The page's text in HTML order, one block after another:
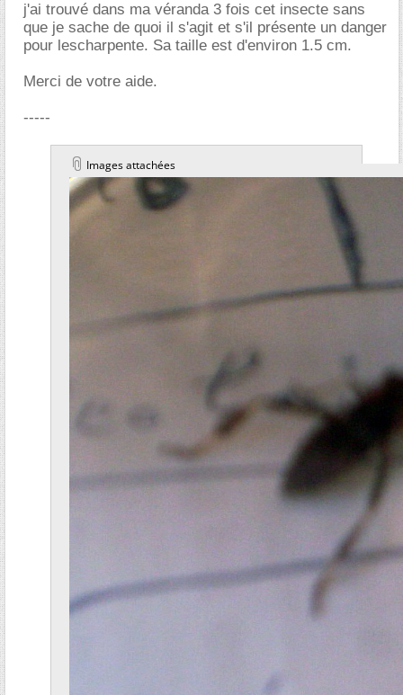
j'ai trouvé dans ma véranda 3 fois cet insecte sans
que je sache de quoi il s'agit et s'il présente un danger
pour lescharpente. Sa taille est d'environ 1.5 cm.
Merci de votre aide.
-----
Images attachées